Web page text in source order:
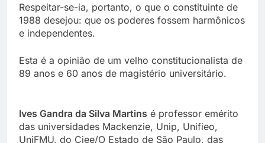
Respeitar-se-ia, portanto, o que o constituinte de
1988 desejou: que os poderes fossem harmônicos
e independentes.
Esta é a opinião de um velho constitucionalista de
89 anos e 60 anos de magistério universitário.
Ives Gandra da Silva Martins é professor emérito
das universidades Mackenzie, Unip, Unifieo,
UniFMU, do Ciee/O Estado de São Paulo, das